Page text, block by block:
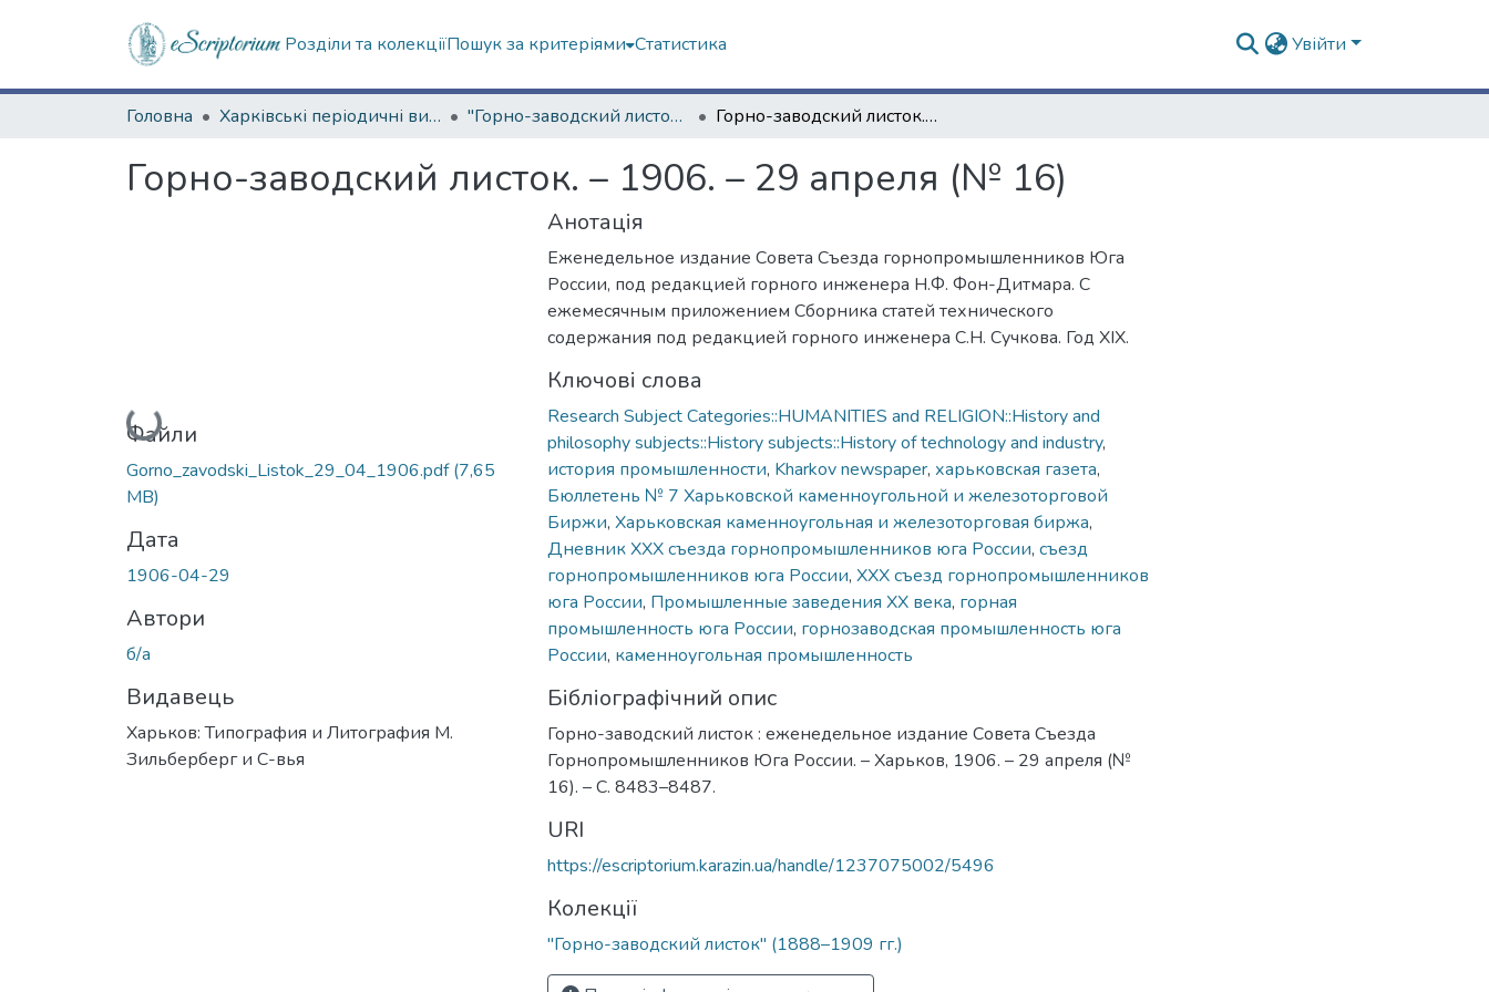
Розділи та колекціїПошук за критеріями Статистика Увійти
Головна Харківські періодичні видання "Горно-заводский листок" (1888–1909 гг.) Горно-заводский листок. – 1906. – 29 апреля (№ 16)
Горно-заводский листок. – 1906. – 29 апреля (№ 16)
Вантажиться...
Файли
Gorno_zavodski_Listok_29_04_1906.pdf(7,65
MB)
Дата
1906-04-29
Автори
б/а
Видавець
Харьков: Типография и Литография М.
Зильберберг и С-вья
Анотація
Еженедельное издание Совета Съезда горнопромышленников Юга
России, под редакцией горного инженера Н.Ф. Фон-Дитмара. С
ежемесячным приложением Сборника статей технического
содержания под редакцией горного инженера С.Н. Сучкова. Год XIХ.
Ключові слова
Research Subject Categories::HUMANITIES and RELIGION::History and
philosophy subjects::History subjects::History of technology and industry,
история промышленности, Kharkov newspaper, харьковская газета,
Бюллетень № 7 Харьковской каменноугольной и железоторговой
Биржи, Харьковская каменноугольная и железоторговая биржа,
Дневник XXХ съезда горнопромышленников юга России, съезд
горнопромышленников юга России, XXХ съезд горнопромышленников
юга России, Промышленные заведения ХХ века, горная
промышленность юга России, горнозаводская промышленность юга
России, каменноугольная промышленность
Бібліографічний опис
Горно-заводский листок : еженедельное издание Совета Съезда
Горнопромышленников Юга России. – Харьков, 1906. – 29 апреля (№
16). – С. 8483–8487.
URI
https://escriptorium.karazin.ua/handle/1237075002/5496
Колекції
"Горно-заводский листок" (1888–1909 гг.)